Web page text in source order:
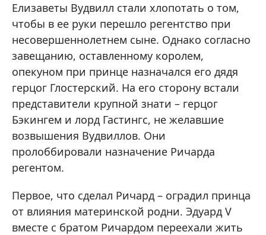
Елизаветы Вудвилл стали хлопотать о том,
чтобы в ее руки перешло регентство при
несовершеннолетнем сыне. Однако согласно
завещанию, оставленному королем,
опекуном при принце назначался его дядя
герцог Глостерский. На его сторону встали
представители крупной знати – герцог
Бэкингем и лорд Гастингс, не желавшие
возвышения Вудвиллов. Они
пролоббировали назначение Ричарда
регентом.
Первое, что сделал Ричард – оградил принца
от влияния материнской родни. Эдуард V
вместе с братом Ричардом переехали жить